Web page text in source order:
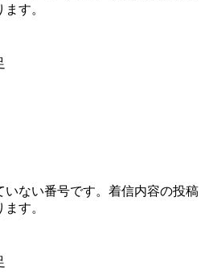
す。
いない番号です。着信内容の投稿
す。